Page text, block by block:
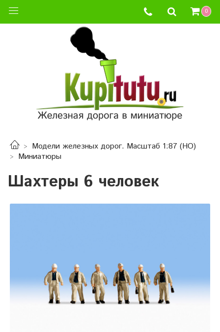
0
Модели железных дорог. Масштаб 1:87 (HO)
Миниатюры
Шахтеры 6 человек